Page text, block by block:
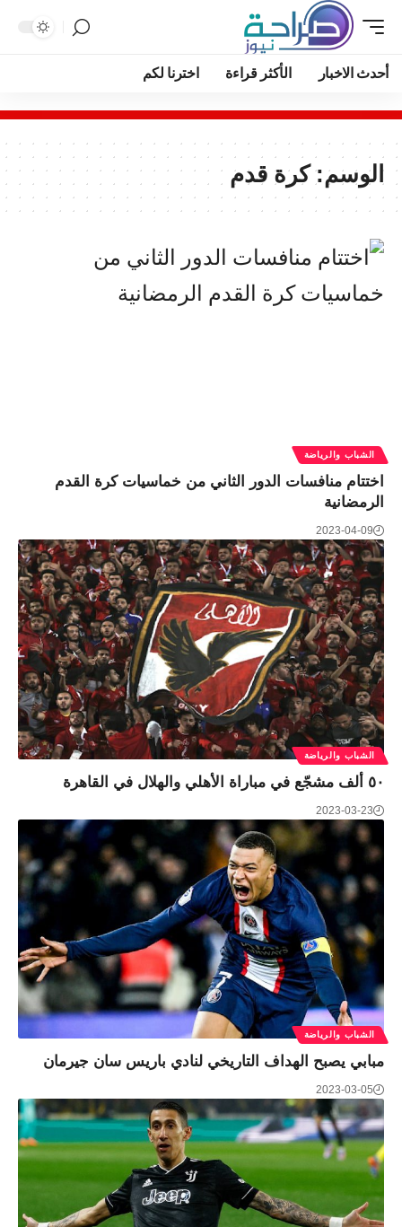
أحدث الاخبار الأكثر قراءة اخترنا لكم
الوسم:كرة قدم
الشباب والرياضة
اختتام منافسات الدور الثاني من خماسيات كرة القدم
الرمضانية
2023-04-09
الشباب والرياضة
٥٠ ألف مشجّع في مباراة الأهلي والهلال في القاهرة
2023-03-23
الشباب والرياضة
مبابي يصبح الهداف التاريخي لنادي باريس سان جيرمان
2023-03-05